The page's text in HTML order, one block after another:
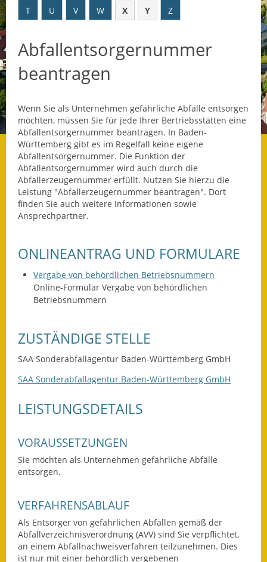
Datenschutz
Datenschutz im
Steueramt
Geschichte und
Gegenwart
Was die Alten noch
wussten!
Wagner-Werkstatt
Leichte Sprache
Nachhaltigkeitsbericht
Notfallplanung
Umleitungsplan
Ausweichfahrplan
T
U V W X Y Z
Abfallentsorgernummer
beantragen
Wenn Sie als Unternehmen gefährliche Abfälle entsorgen
möchten, müssen Sie für jede Ihrer Bertriebsstätten eine
Abfallentsorgernummer beantragen. In Baden-
Württemberg gibt es im Regelfall keine eigene
Abfallentsorgernummer. Die Funktion der
Abfallentsorgernummer wird auch durch die
Abfallerzeugernummer erfüllt. Nutzen Sie hierzu die
Leistung "Abfallerzeugernummer beantragen". Dort
finden Sie auch weitere Informationen sowie
Ansprechpartner.
ONLINEANTRAG UND FORMULARE
Vergabe von behördlichen Betriebsnummern
Online-Formular Vergabe von behördlichen
Betriebsnummern
ZUSTÄNDIGE STELLE
SAA Sonderabfallagentur Baden-Württemberg GmbH
SAA Sonderabfallagentur Baden-Württemberg GmbH
LEISTUNGSDETAILS
VORAUSSETZUNGEN
Sie möchten als Unternehmen gefährliche Abfälle
entsorgen.
VERFAHRENSABLAUF
Als Entsorger von gefährlichen Abfällen gemäß der
Abfallverzeichnisverordnung (AVV) sind Sie verpflichtet,
an einem Abfallnachweisverfahren teilzunehmen. Dies
ist nur mit einer behördlich vergebenen